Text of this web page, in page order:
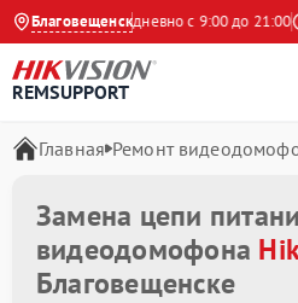
Благовещенск
Яндекс Ежедневно с 9:00 до 21:00
REMSUPPORT
Главная Ремонт
Замена цепи
видеодомофона
Благовещенске